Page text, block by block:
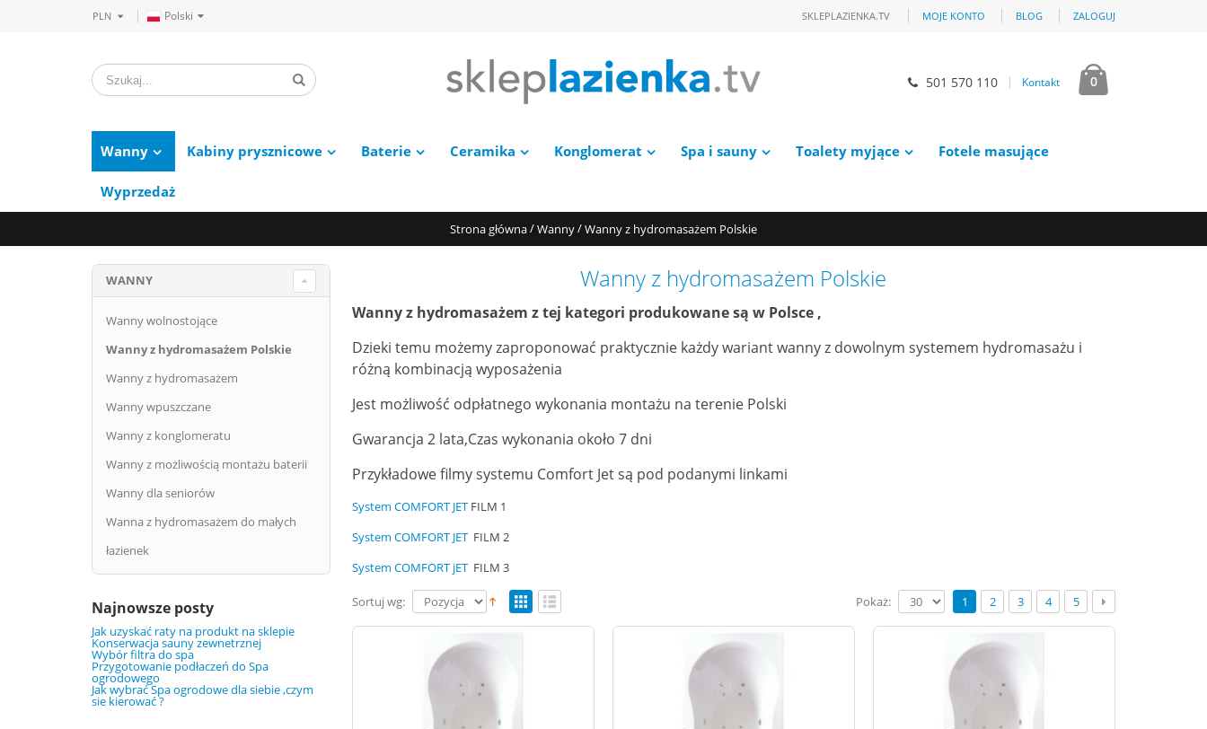
PLN Polski MOJE KONTO BLOG ZALOGUJ
SKLEPLAZIENKA.TV
501 570 110 Kontakt 0
Wanny Kabiny prysznicowe Baterie Ceramika Konglomerat Spa i sauny Toalety myjące Fotele masujące
Wyprzedaż
Strona główna/Wanny/Wanny z hydromasażem Polskie
Wanny z hydromasażem Polskie
Wanny z hydromasażem z tej kategori produkowane są w Polsce ,
Dzieki temu możemy zaproponować praktycznie każdy wariant wanny z dowolnym systemem hydromasażu i
różną kombinacją wyposażenia
Jest możliwość odpłatnego wykonania montażu na terenie Polski
Gwarancja 2 lata,Czas wykonania około 7 dni
Przykładowe filmy systemu Comfort Jet są pod podanymi linkami
System COMFORT JETFILM 1
System COMFORT JET FILM 2
System COMFORT jETFILM 3
Sortuj wg: 1 2 3 4 5
Pokaż:
WANNY
Wanny wolnostojące
Wanny z hydromasażem Polskie
Wanny z hydromasażem
Wanny wpuszczane
Wanny z konglomeratu
Wanny z możliwością montażu baterii
Wanny dla seniorów
Wanna z hydromasażem do małych
łazienek
Najnowsze posty
Jak uzyskać raty na produkt na sklepie
Konserwacja sauny zewnetrznej
Wybór filtra do spa
Przygotowanie podłaczeń do Spa
ogrodowego
Jak wybrać Spa ogrodowe dla siebie ,czym
sie kierować ?